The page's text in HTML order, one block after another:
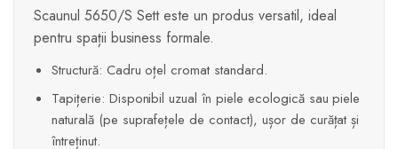
Scaunul 5650/S Sett este un produs versatil, ideal
pentru spații business formale.
Structură: Cadru oțel cromat standard.
Tapițerie: Disponibil uzual în piele ecologică sau piele
naturală (pe suprafețele de contact), ușor de curățat și
întreținut.